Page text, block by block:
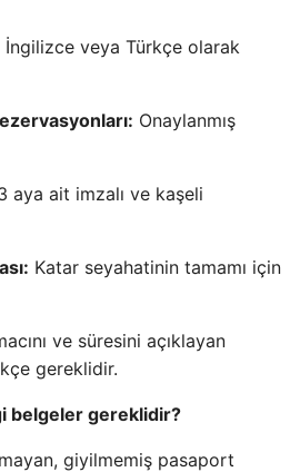
İngilizce veya Türkçe olarak
Onaylanmış
aya ait imzalı ve kaşeli
Katar seyahatinin tamamı için
ve süresini açıklayan
gereklidir.
belgeler gereklidir?
giyilmemiş pasaport